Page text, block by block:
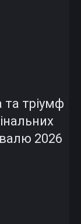
та тріумф
2026